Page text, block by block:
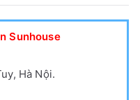
Sunhouse
Hà Nội.